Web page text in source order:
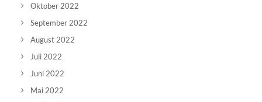
Oktober 2022
September 2022
August 2022
Juli 2022
Juni 2022
Mai 2022